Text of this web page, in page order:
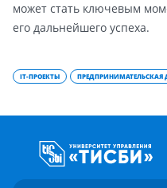
может стать ключевым
его дальнейшего успеха.
IT-ПРОЕКТЫ ПРЕДПРИНИМАТЕЛЬСКАЯ